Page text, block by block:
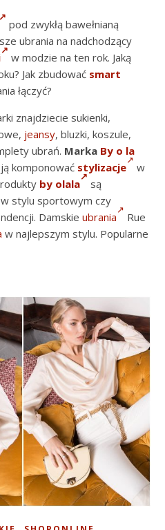
pod zwykłą bawełnianą
ubrania na nadchodzący
w modzie na ten rok. Jaką
Jak zbudować smart
łączyć?
znajdziecie sukienki,
jeansy, bluzki, koszule,
ubrań. Marka By o la
komponować stylizacje
w
by olala
są
stylu sportowym czy
Damskie ubrania
Rue
w najlepszym stylu. Popularne